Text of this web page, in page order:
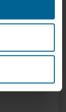
las